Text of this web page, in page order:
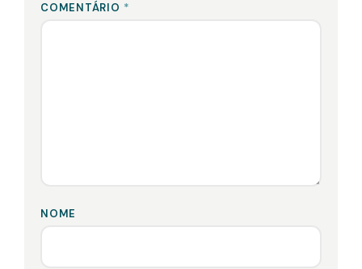
COMENTÁRIO *
NOME